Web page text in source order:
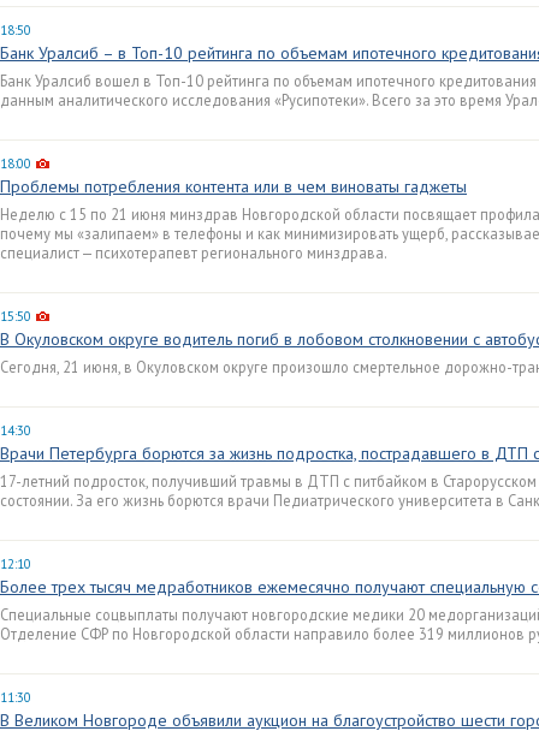
18:50
Банк Уралсиб – в Топ-10 рейтинга по объемам ипотечного
Банк Уралсиб вошел в Топ-10 рейтинга по объемам ипотечного
данным аналитического исследования «Русипотеки». Всего за это время
18:00
Проблемы потребления контента или в чем виноваты гаджеты
Неделю с 15 по 21 июня минздрав Новгородской области посвящает
почему мы «залипаем» в телефоны и как минимизировать ущерб,
специалист — психотерапевт регионального минздрава.
15:50
В Окуловском округе водитель погиб в лобовом столкновении с
Сегодня, 21 июня, в Окуловском округе произошло смертельное дорожно-
14:30
Врачи Петербурга борются за жизнь подростка, пострадавшего в ДТП
17-летний подросток, получивший травмы в ДТП с питбайком в
состоянии. За его жизнь борются врачи Педиатрического университета в
12:10
Более трех тысяч медработников ежемесячно получают специальную
Специальные соцвыплаты получают новгородские медики 20
Отделение СФР по Новгородской области направило более 319 миллионов
11:30
В Великом Новгороде объявили аукцион на благоустройство шести